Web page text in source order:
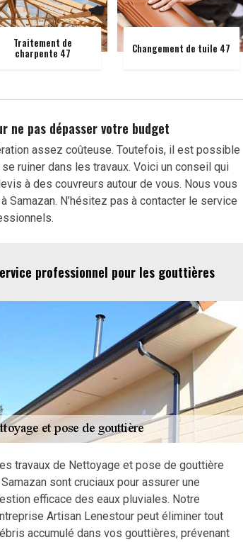
Traitement de
charpente 47 Changement de tuile 47
ne pas dépasser votre budget
assez coûteuse. Toutefois, il est possible
ruiner dans les travaux. Voici un conseil qui
à des couvreurs autour de vous. Nous vous
Samazan. N’hésitez pas à contacter le service
professionnel pour les gouttières
travaux de Nettoyage et pose de gouttière
sont cruciaux pour assurer une
efficace des eaux pluviales. Notre
Artisan Lenestour peut éliminer tout
accumulé dans vos gouttières, prévenant